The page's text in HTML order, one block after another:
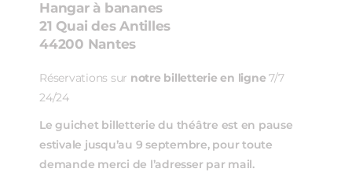
Hangar à bananes
21 Quai des Antilles
44200 Nantes
Réservations sur notre billetterie en ligne 7/7
24/24
Le guichet billetterie du théâtre est en pause
estivale jusqu’au 9 septembre, pour toute
demande merci de l’adresser par mail.